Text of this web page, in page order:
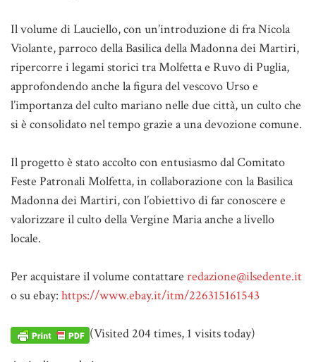
Il volume di Lauciello, con un’introduzione di fra Nicola
Violante, parroco della Basilica della Madonna dei Martiri,
ripercorre i legami storici tra Molfetta e Ruvo di Puglia,
approfondendo anche la figura del vescovo Urso e
l’importanza del culto mariano nelle due città, un culto che
si è consolidato nel tempo grazie a una devozione comune.
Il progetto è stato accolto con entusiasmo dal Comitato
Feste Patronali Molfetta, in collaborazione con la Basilica
Madonna dei Martiri, con l’obiettivo di far conoscere e
valorizzare il culto della Vergine Maria anche a livello
locale.
Per acquistare il volume contattare redazione@ilsedente.it
o su ebay: https://www.ebay.it/itm/226315161543
(Visited 204 times, 1 visits today)